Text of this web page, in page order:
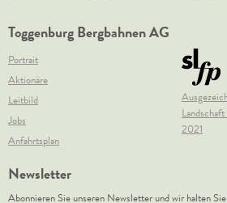
Toggenburg Bergbahnen AG
Portrait
Aktionäre
Leitbild
Jobs
Anfahrtsplan
2021
Newsletter
Abonnieren Sie unseren Newsletter und wir halten